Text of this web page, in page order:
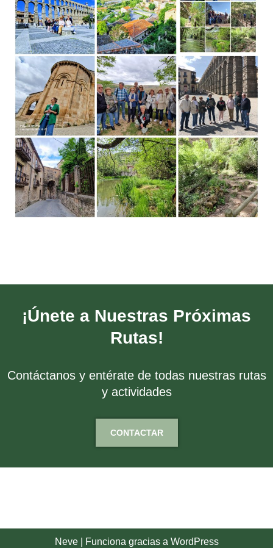
¡Únete a Nuestras Próximas
Rutas!
Contáctanos y entérate de todas nuestras rutas
y actividades
CONTACTAR
Neve| Funciona gracias a WordPress